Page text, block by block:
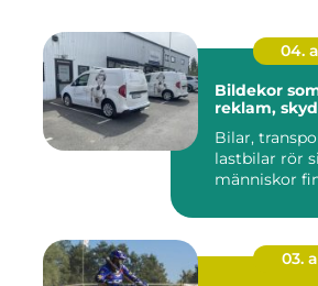
04.
Bildekor
reklam,
Bilar,
lastbilar rör
människor
03.